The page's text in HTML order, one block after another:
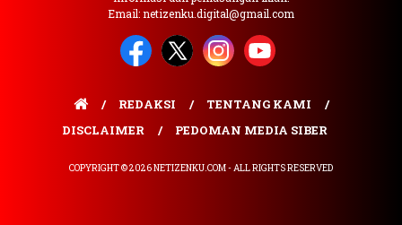
Email: netizenku.digital@gmail.com
REDAKSI
TENTANG KAMI
DISCLAIMER
PEDOMAN MEDIA SIBER
COPYRIGHT © 2026 NETIZENKU.COM - ALL RIGHTS RESERVED